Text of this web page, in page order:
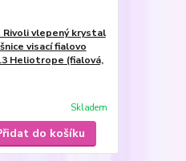
vlepený krystal
visací fialovo
Heliotrope (fialová,
Skladem
do košíku